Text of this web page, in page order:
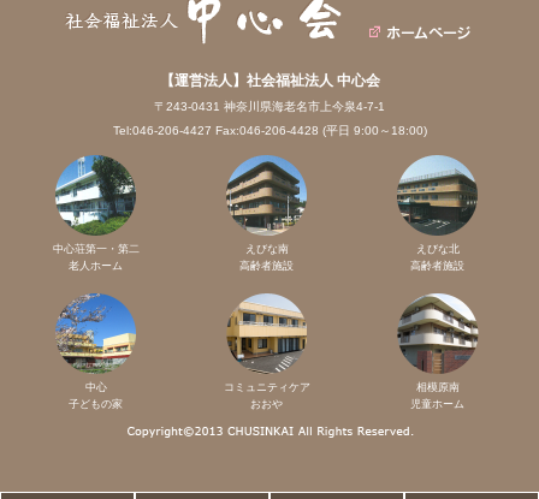
【運営法人】社会福祉法人 中心会
〒243-0431 神奈川県海老名市上今泉4-7-1
Tel:046-206-4427 Fax:046-206-4428 (平日 9:00～18:00)
中心荘第一・第二
老人ホーム
えびな南
高齢者施設
えびな北
高齢者施設
中心
子どもの家
コミュニティケア
おおや
相模原南
児童ホーム